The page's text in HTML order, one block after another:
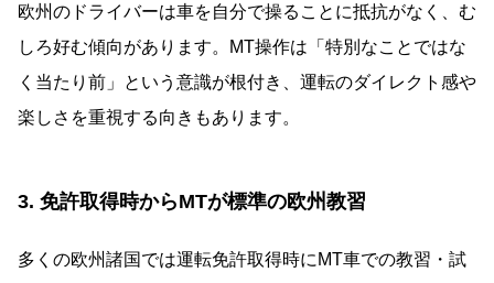
欧州のドライバーは車を自分で操ることに抵抗がなく、む
しろ好む傾向があります。MT操作は「特別なことではな
く当たり前」という意識が根付き、運転のダイレクト感や
楽しさを重視する向きもあります。
3. 免許取得時からMTが標準の欧州教習
多くの欧州諸国では運転免許取得時にMT車での教習・試